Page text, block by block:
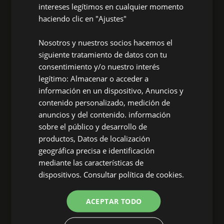
Dexis Ibérica
The industrial expertise of a market leader.
LEGAL NOTICE
General terms and conditions of access and use
Data protection policy
Cookies policy
intereses legítimos en cualquier momento
haciendo clic en "Ajustes"
Nosotros y nuestros socios hacemos el
siguiente tratamiento de datos con tu
consentimiento y/o nuestro interés
legítimo: Almacenar o acceder a
información en un dispositivo, Anuncios y
contenido personalizado, medición de
anuncios y del contenido. información
sobre el público y desarrollo de
productos, Datos de localización
geográfica precisa e identificación
mediante las características de
dispositivos. Consultar política de cookies.
ACEPTAR TODO